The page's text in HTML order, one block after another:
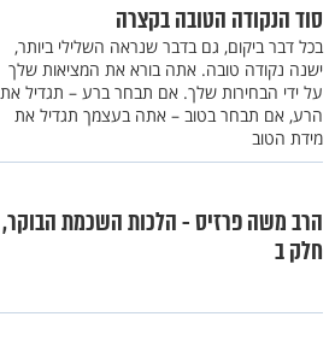
סוד הנקודה הטובה בקצרה
בכל דבר ביקום, גם בדבר שנראה השלילי ביותר,
ישנה נקודה טובה. אתה בורא את המציאות שלך
על ידי הבחירות שלך. אם תבחר ברע – תגדיל את
הרע, אם תבחר בטוב – אתה בעצמך תגדיל את
מידת הטוב
הרב משה פרזיס - הלכות השכמת הבוקר,
חלק ב